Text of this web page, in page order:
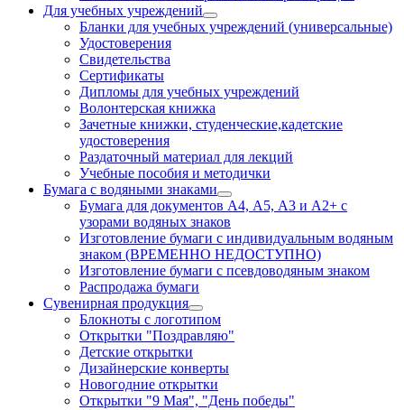
Для учебных учреждений
Бланки для учебных учреждений (универсальные)
Удостоверения
Свидетельства
Сертификаты
Дипломы для учебных учреждений
Волонтерская книжка
Зачетные книжки, студенческие,кадетские
удостоверения
Раздаточный материал для лекций
Учебные пособия и методички
Бумага с водяными знаками
Бумага для документов А4, А5, А3 и А2+ с
узорами водяных знаков
Изготовление бумаги с индивидуальным водяным
знаком (ВРЕМЕННО НЕДОСТУПНО)
Изготовление бумаги с псевдоводяным знаком
Распродажа бумаги
Сувенирная продукция
Блокноты с логотипом
Открытки "Поздравляю"
Детские открытки
Дизайнерские конверты
Новогодние открытки
Открытки "9 Мая", "День победы"